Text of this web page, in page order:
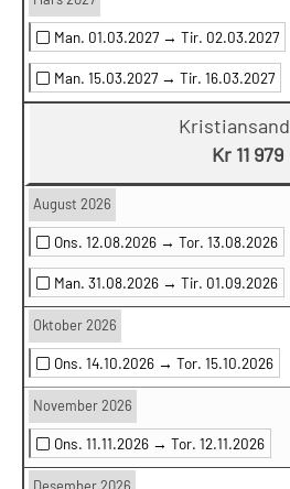
Man. 01.03.2027 → Tir. 02.03.2027
Man. 15.03.2027 → Tir. 16.03.2027
Kristiansand
Kr 11 979
August 2026
Ons. 12.08.2026 → Tor. 13.08.2026
Man. 31.08.2026 → Tir. 01.09.2026
Oktober 2026
Ons. 14.10.2026 → Tor. 15.10.2026
November 2026
Ons. 11.11.2026 → Tor. 12.11.2026